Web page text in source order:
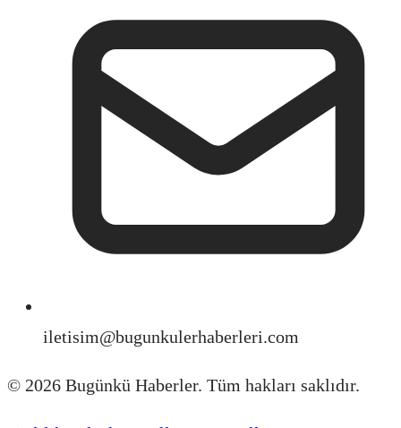
iletisim@bugunkulerhaberleri.com
© 2026 Bugünkü Haberler. Tüm hakları saklıdır.